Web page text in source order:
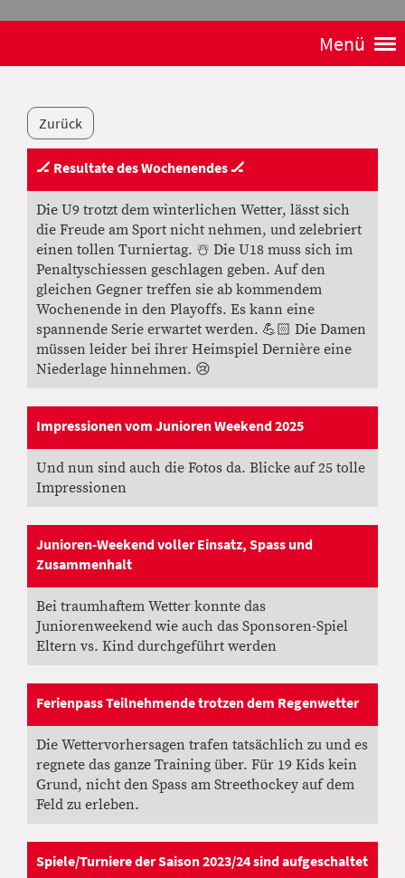
Menü
Zurück
🏒 Resultate des Wochenendes 🏒
Die U9 trotzt dem winterlichen Wetter, lässt sich
die Freude am Sport nicht nehmen, und zelebriert
einen tollen Turniertag. ☃️ Die U18 muss sich im
Penaltyschiessen geschlagen geben. Auf den
gleichen Gegner treffen sie ab kommendem
Wochenende in den Playoffs. Es kann eine
spannende Serie erwartet werden. 💪🏻 Die Damen
müssen leider bei ihrer Heimspiel Dernière eine
Niederlage hinnehmen. 😢
Impressionen vom Junioren Weekend 2025
Und nun sind auch die Fotos da. Blicke auf 25 tolle
Impressionen
Junioren-Weekend voller Einsatz, Spass und
Zusammenhalt
Bei traumhaftem Wetter konnte das
Juniorenweekend wie auch das Sponsoren-Spiel
Eltern vs. Kind durchgeführt werden
Ferienpass Teilnehmende trotzen dem Regenwetter
Die Wettervorhersagen trafen tatsächlich zu und es
regnete das ganze Training über. Für 19 Kids kein
Grund, nicht den Spass am Streethockey auf dem
Feld zu erleben.
Spiele/Turniere der Saison 2023/24 sind aufgeschaltet